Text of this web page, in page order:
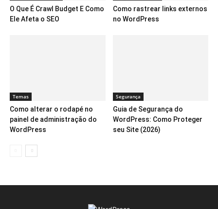
O Que É Crawl Budget E Como
Ele Afeta o SEO
Como rastrear links externos
no WordPress
Temas
Como alterar o rodapé no
painel de administração do
WordPress
Segurança
Guia de Segurança do
WordPress: Como Proteger
seu Site (2026)